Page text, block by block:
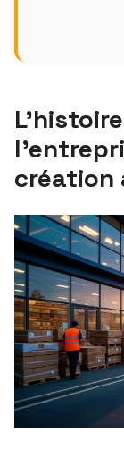
création